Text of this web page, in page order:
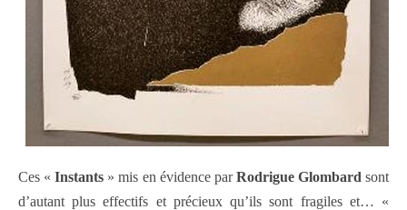
Ces «Instants » mis en évidence parRodrigue Glombard sont
d’autant plus effectifs et précieux qu’ils sont fragiles et… «